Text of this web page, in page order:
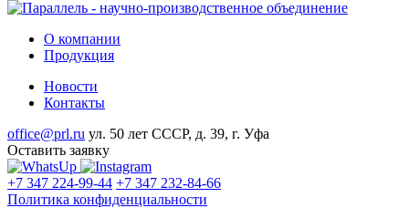
О компании
Продукция
Новости
Контакты
office@prl.ru ул. 50 лет СССР, д. 39, г. Уфа
Оставить заявку
+7 347 224-99-44 +7 347 232-84-66
Политика конфиденциальности